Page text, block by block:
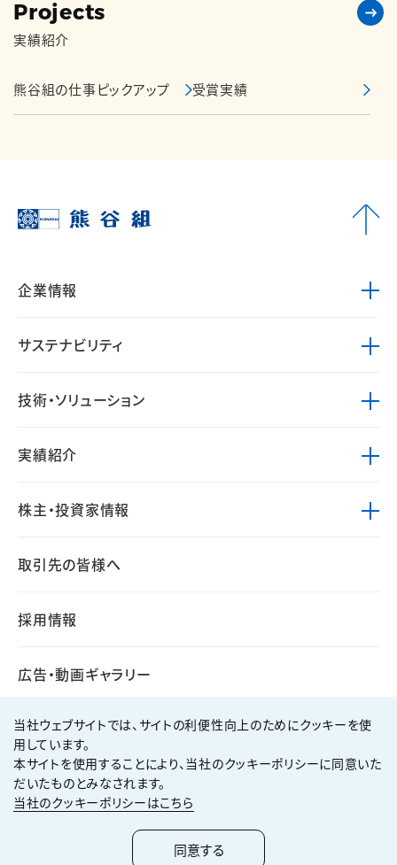
Projects
実績紹介
熊谷組の仕事ピックアップ 受賞実績
企業情報
サステナビリティ
技術・ソリューション
実績紹介
株主・投資家情報
取引先の皆様へ
採用情報
広告・動画ギャラリー
個人情報保護方針
サイト利用規約
サイトマップ
2026KUMAGAI GUMI CO.,LTD All Rights Reserved.
当社ウェブサイトでは、サイトの利便性向上のためにクッキーを使
用しています。
本サイトを使用することにより、当社のクッキーポリシーに同意いた
だいたものとみなされます。
当社のクッキーポリシーはこちら
同意する